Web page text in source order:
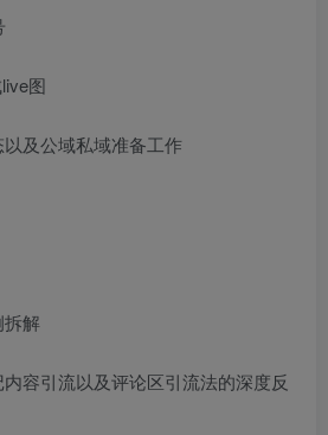
图
及公域私域准备工作
拆解
容引流以及评论区引流法的深度反